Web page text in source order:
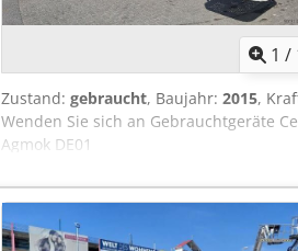
1 /
Zustand: gebraucht, Baujahr: 2015,
Wenden Sie sich an Gebrauchtgeräte
Agmok DE01